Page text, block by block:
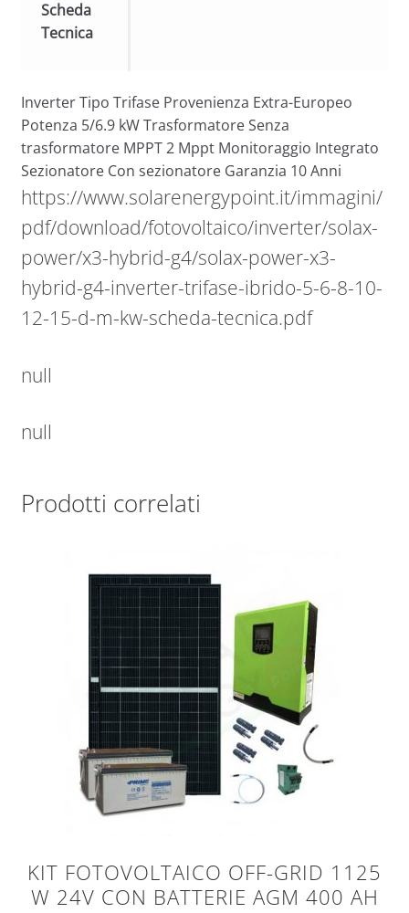
Scheda
Tecnica
Inverter Tipo Trifase Provenienza Extra-Europeo
Potenza 5/6.9 kW Trasformatore Senza
trasformatore MPPT 2 Mppt Monitoraggio Integrato
Sezionatore Con sezionatore Garanzia 10 Anni
https://www.solarenergypoint.it/immagini/
pdf/download/fotovoltaico/inverter/solax-
power/x3-hybrid-g4/solax-power-x3-
hybrid-g4-inverter-trifase-ibrido-5-6-8-10-
12-15-d-m-kw-scheda-tecnica.pdf
null
null
Prodotti correlati
KIT FOTOVOLTAICO OFF-GRID 1125
W 24V CON BATTERIE AGM 400 AH